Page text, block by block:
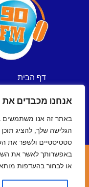
אנחנו מכבדים את
הגלישה שלך, להציג
סטטיסטיים ולשפר את
או לבחור בהעדפות
דף הבית
ספורט
תכניות
לוח שידורים
כל הזכויות שמורות © ל- 90FM